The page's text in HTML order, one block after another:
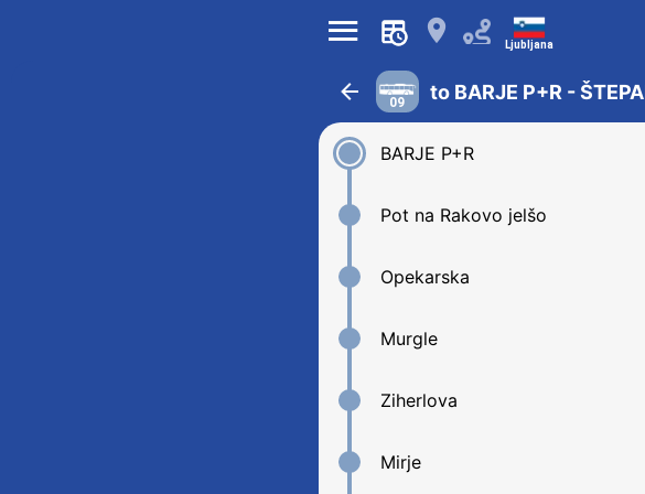
󰍜 󰍎 Ljubljana
󰁍 09 to BARJE P+R -
BARJE P+R
Pot na Rakovo jelšo
Opekarska
Murgle
Ziherlova
Mirje